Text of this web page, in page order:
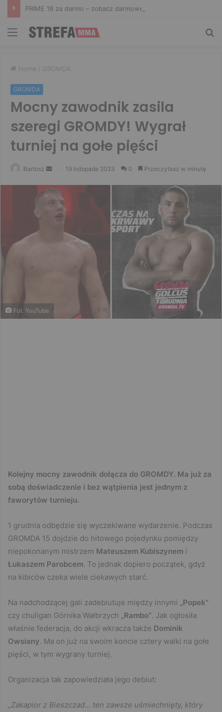
Menu
Home / GROMDA
GROMDA
Mocny zawodnik zasila
szeregi GROMDY! Wygrał
turniej na gołe pięści
Bartosz
Send
email
19 listopada 2023 0 Przeczytasz w minutę
Fot. YouTube
Kolejny mocny zawodnik dołącza do GROMDY. Ma już za
sobą doświadczenie i bez wątpienia jest jednym z
faworytów turnieju.
1 grudnia odbędzie się wyczekiwane wydarzenie. Podczas
GROMDA 15 dojdzie do hitowego pojedynku pomiędzy
niepokonanym mistrzem Mateuszem Kubiszynem i
Łukaszem Parobcem. To jednak dopiero początek, gdyż
na kibiców czeka wiele ciekawych starć.
Na nadchodzącej gali zadebiutuje między innymi
„Popek”
czy chuligan Górnika Wałbrzych
„Rambo”. Jak ogłosiła
właśnie federacja, do akcji wkracza także Dominik
Owsiany. Ma on już na swoim koncie cztery walki na gołe
pięści, w tym wygrany turniej.
Organizacja tak zapowiedziała jego debiut:
„Zakapior z Bieszczad… ten zawsze uśmiechnięty, który